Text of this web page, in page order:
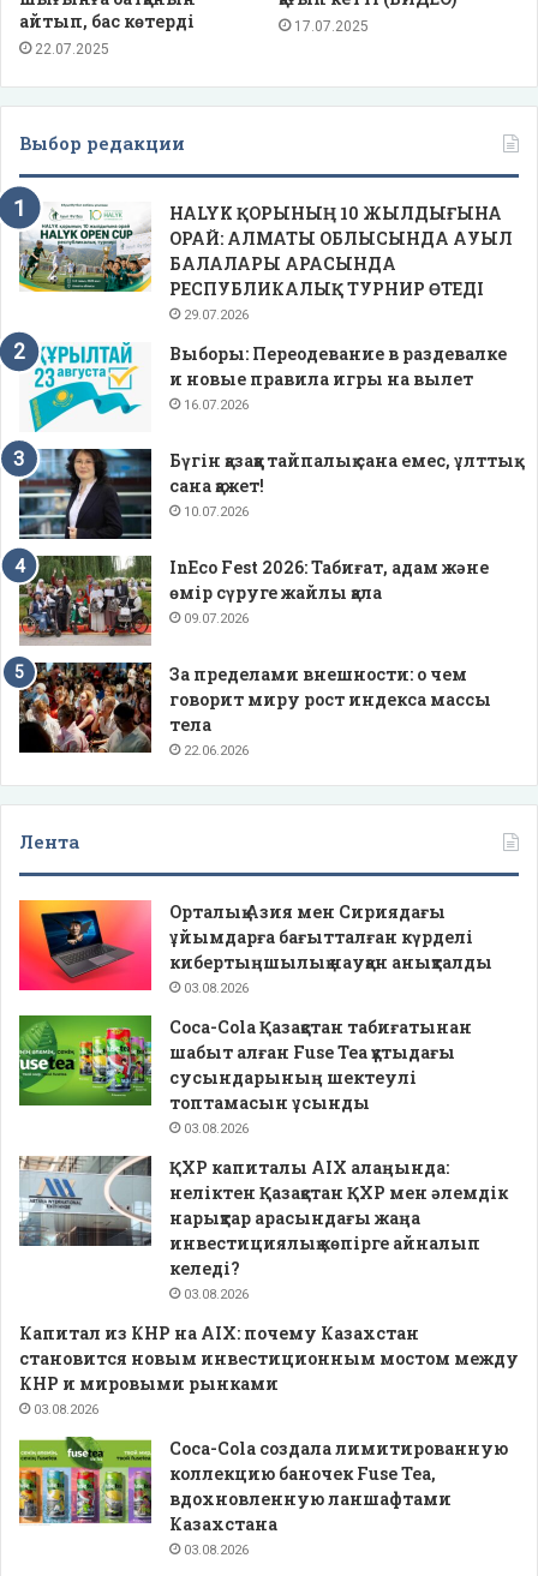
айтып, бас көтерді
22.07.2025
17.07.2025
Выбор редакции
HALYK ҚОРЫНЫҢ 10 ЖЫЛДЫҒЫНА
ОРАЙ: АЛМАТЫ ОБЛЫСЫНДА АУЫЛ
БАЛАЛАРЫ АРАСЫНДА
РЕСПУБЛИКАЛЫҚ ТУРНИР ӨТЕДІ
29.07.2026
Выборы: Переодевание в раздевалке
и новые правила игры на вылет
16.07.2026
Бүгін қазаққа тайпалық сана емес, ұлттық
сана қажет!
10.07.2026
InEco Fest 2026: Табиғат, адам және
өмір сүруге жайлы қала
09.07.2026
За пределами внешности: о чем
говорит миру рост индекса массы
тела
22.06.2026
Лента
Орталық Азия мен Сириядағы
ұйымдарға бағытталған күрделі
кибертыңшылық науқан анықталды
03.08.2026
Coca-Cola Қазақстан табиғатынан
шабыт алған Fuse Tea құтыдағы
сусындарының шектеулі
топтамасын ұсынды
03.08.2026
ҚХР капиталы AIX алаңында:
неліктен Қазақстан ҚХР мен әлемдік
нарықтар арасындағы жаңа
инвестициялық көпірге айналып
келеді?
03.08.2026
Капитал из КНР на AIX: почему Казахстан
становится новым инвестиционным мостом между
КНР и мировыми рынками
03.08.2026
Coca-Cola создала лимитированную
коллекцию баночек Fuse Tea,
вдохновленную ланшафтами
Казахстана
03.08.2026